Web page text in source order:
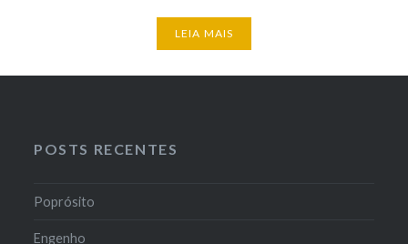
LEIA MAIS
POSTS RECENTES
Poprósito
Engenho